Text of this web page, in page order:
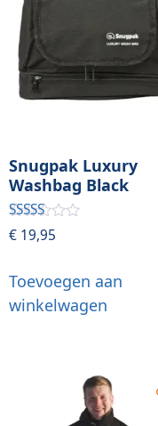
Snugpak Luxury
Washbag Black
Gewaardeerd
4.00
€ 19,95
Toevoegen aan
winkelwagen